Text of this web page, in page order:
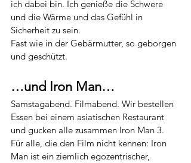
ich dabei bin. Ich genieße die Schwere
und die Wärme und das Gefühl in
Sicherheit zu sein.
Fast wie in der Gebärmutter, so geborgen
und geschützt.
…und Iron Man…
Samstagabend. Filmabend. Wir bestellen
Essen bei einem asiatischen Restaurant
und gucken alle zusammen Iron Man 3.
Für alle, die den Film nicht kennen: Iron
Man ist ein ziemlich egozentrischer,